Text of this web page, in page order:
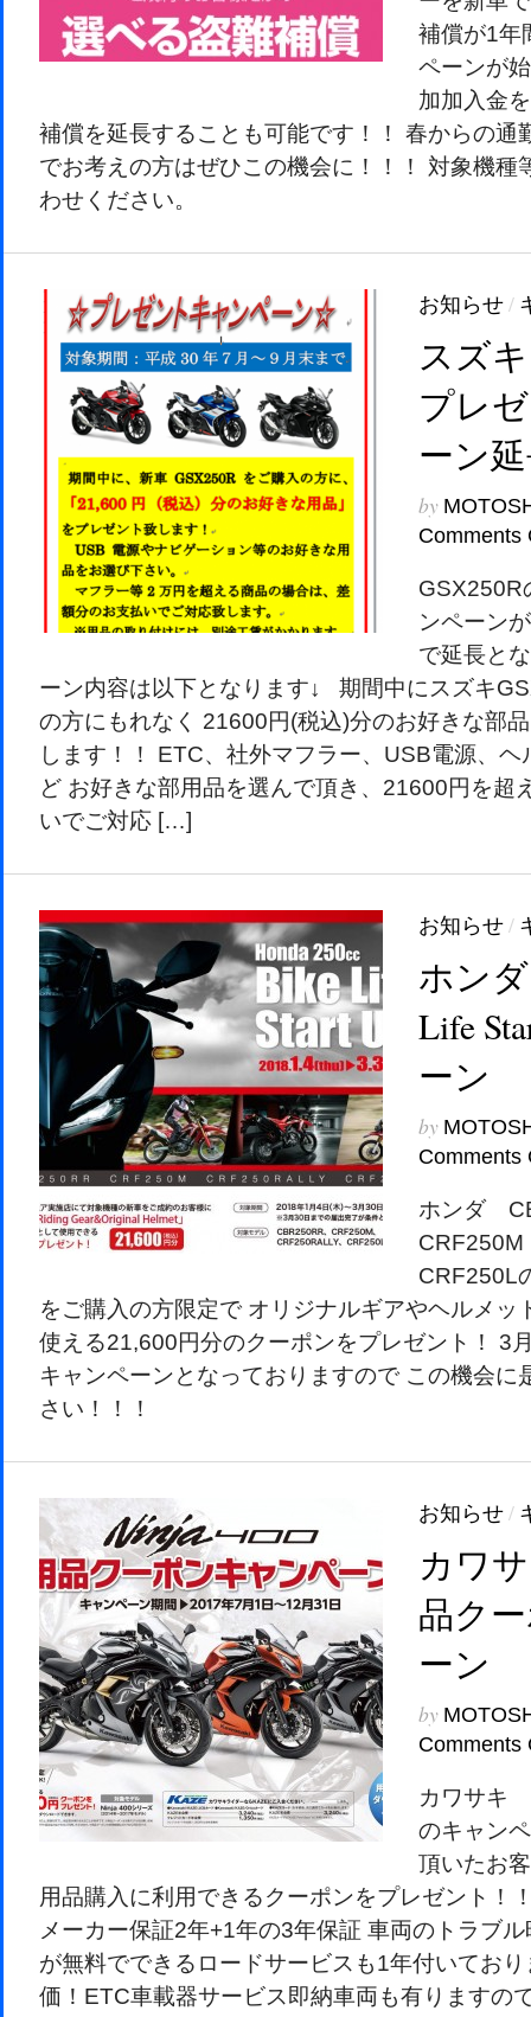
補償が1年
ペーンが
加加入金
補償を延長することも可能です！！ 春からの通
でお考えの方はぜひこの機会に！！！ 対象機種
わせください。
お知らせ/
スズ
プレ
ーン
by
Comments
GSX250R
ンペーン
で延長と
ーン内容は以下となります↓ 期間中にスズキ
の方にもれなく 21600円(税込)分のお好きな部
します！！ ETC、社外マフラー、USB電源、
ど お好きな部用品を選んで頂き、21600円を超
いでご対応 […]
お知らせ/
ホン
Life
ーン
by
Comments
ホンダ
CRF250M
CRF250L
をご購入の方限定で オリジナルギアやヘルメッ
使える21,600円分のクーポンをプレゼント！ 3
キャンペーンとなっておりますので この機会に
さい！！！
お知らせ/
カワ
品ク
ーン
by
Comments
カワサキ
のキャン
頂いたお
用品購入に利用できるクーポンをプレゼント！
メーカー保証2年+1年の3年保証 車両のトラブ
が無料でできるロードサービスも1年付いてお
価！ETC車載器サービス即納車両も有りますの